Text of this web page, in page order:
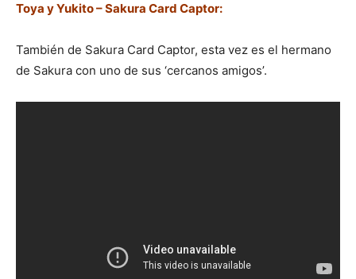
Toya y Yukito – Sakura Card Captor:
También de Sakura Card Captor, esta vez es el hermano
de Sakura con uno de sus ‘cercanos amigos’.